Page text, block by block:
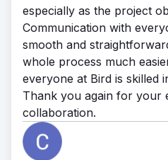
especially as the project
Communication with
smooth and
whole process much
everyone at Bird is skilled
Thank you again for your
collaboration.